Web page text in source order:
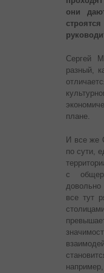
они
Сергей
разный,
плане.
И все же
по сути,
с
все тут